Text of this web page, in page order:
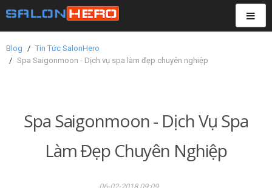
Blog
Tin Tức SalonHero
Spa Saigonmoon - Dịch vụ spa làm đẹp chuyên nghiệp
Spa Saigonmoon - Dịch Vụ Spa
Làm Đẹp Chuyên Nghiệp